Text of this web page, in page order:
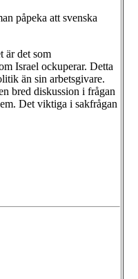
påpeka att svenska
är det som
Israel ockuperar. Detta
än sin arbetsgivare.
bred diskussion i frågan
Det viktiga i sakfrågan